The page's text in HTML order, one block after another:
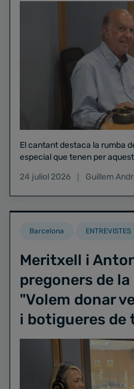
El cantant destaca la rumba
especial que tenen per
24 juliol 2026
Guillem
Barcelona ENTREVISTES
Meritxell i
pregoners de
"Volem donar
i botigueres de